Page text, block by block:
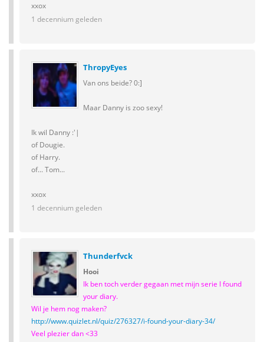
xxox
1 decennium geleden
ThropyEyes
Van ons beide? 0:]
Maar Danny is zoo sexy!
Ik wil Danny :'|
of Dougie.
of Harry.
of... Tom...
xxox
1 decennium geleden
Thunderfvck
Hooi
Ik ben toch verder gegaan met mijn serie I found
your diary.
Wil je hem nog maken?
http://www.quizlet.nl/quiz/276327/i-found-your-diary-34/
Veel plezier dan <33